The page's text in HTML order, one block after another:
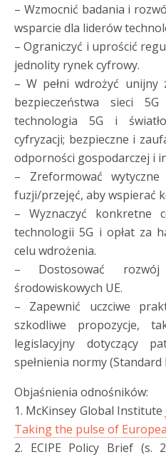
– Wzmocnić badania i
wsparcie dla liderów
– Ograniczyć i uprościć
jednolity rynek cyfrowy.
– W pełni wdrożyć unijny
bezpieczeństwa sieci
technologia 5G i
cyfryzacji; bezpieczne i
odporności gospodarczej i
– Zreformować
fuzji/przejęć, aby wspierać
– Wyznaczyć konkretne
technologii 5G i opłat za
celu wdrożenia.
– Dostosować
środowiskowych UE.
– Zapewnić uczciwe
szkodliwe propozycje,
legislacyjny dotyczący
spełnienia normy (Standard
Objaśnienia odnośników:
1. McKinsey Global Institute
Taking the pulse of
2. ECIPE Policy Brief (s.